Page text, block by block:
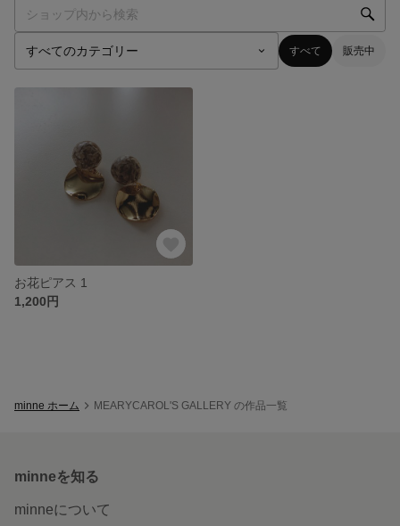
すべて 販売中
お花ピアス 1
1,200円
minne ホーム MEARYCAROL'S GALLERY の作品一覧
minneを知る
minneについて